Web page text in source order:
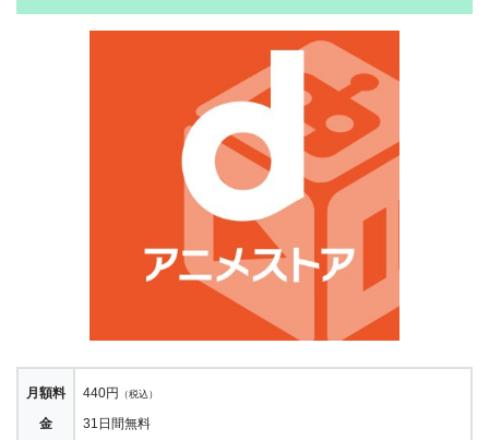
月額料
金
440円 （税込）
31日間無料